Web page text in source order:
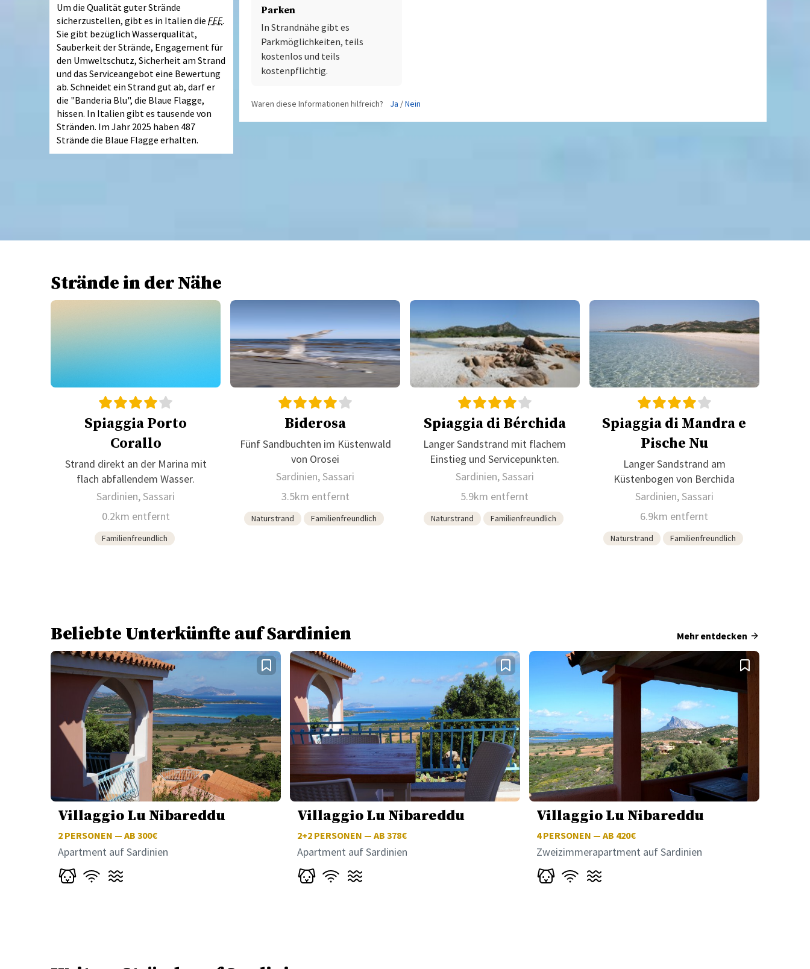
Parken
In Strandnähe gibt es
Parkmöglichkeiten, teils
kostenlos und teils
kostenpflichtig.
Waren diese Informationen hilfreich? Ja /Nein
Um die Qualität guter Strände
sicherzustellen, gibt es in Italien die FEE.
Sie gibt bezüglich Wasserqualität,
Sauberkeit der Strände, Engagement für
den Umweltschutz, Sicherheit am Strand
und das Serviceangebot eine Bewertung
ab. Schneidet ein Strand gut ab, darf er
die "Banderia Blu", die Blaue Flagge,
hissen. In Italien gibt es tausende von
Stränden. Im Jahr 2025 haben 487
Strände die Blaue Flagge erhalten.
Strände in der Nähe
Spiaggia Porto
Corallo
Strand direkt an der Marina mit
flach abfallendem Wasser.
Sardinien, Sassari
0.2km entfernt
Familienfreundlich
Biderosa
Fünf Sandbuchten im Küstenwald
von Orosei
Sardinien, Sassari
3.5km entfernt
Naturstrand Familienfreundlich
Spiaggia di Bérchida
Langer Sandstrand mit flachem
Einstieg und Servicepunkten.
Sardinien, Sassari
5.9km entfernt
Naturstrand Familienfreundlich
Spiaggia di Mandra e
Pische Nu
Langer Sandstrand am
Küstenbogen von Berchida
Sardinien, Sassari
6.9km entfernt
Naturstrand Familienfreundlich
Beliebte Unterkünfte auf Sardinien Mehr entdecken
Villaggio Lu Nibareddu
2 PERSONEN — AB 300€
Apartment auf Sardinien
Villaggio Lu Nibareddu
2+2PERSONEN — AB 378€
Apartment auf Sardinien
Villaggio Lu Nibareddu
4PERSONEN — AB 420€
Zweizimmerapartment auf Sardinien